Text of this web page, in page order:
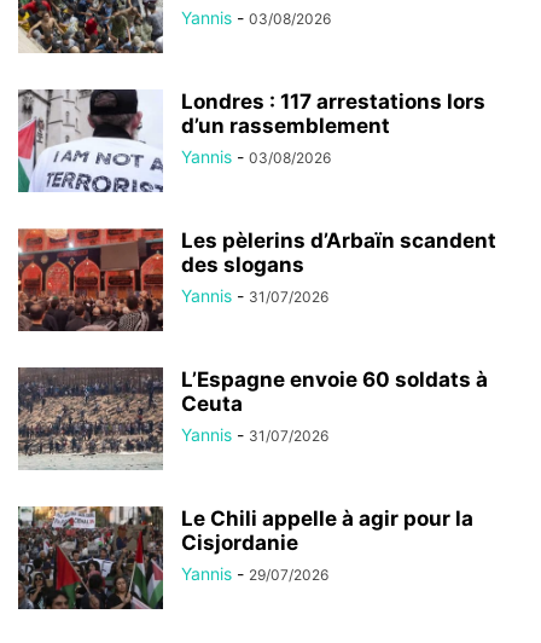
Yannis - 03/08/2026
Londres : 117 arrestations lors
d’un rassemblement
Yannis - 03/08/2026
Les pèlerins d’Arbaïn scandent
des slogans
Yannis - 31/07/2026
L’Espagne envoie 60 soldats à
Ceuta
Yannis - 31/07/2026
Le Chili appelle à agir pour la
Cisjordanie
Yannis - 29/07/2026